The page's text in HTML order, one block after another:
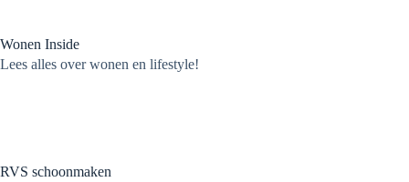
de
inhoud
Wonen Inside
Lees alles over wonen en lifestyle!
RVS schoonmaken